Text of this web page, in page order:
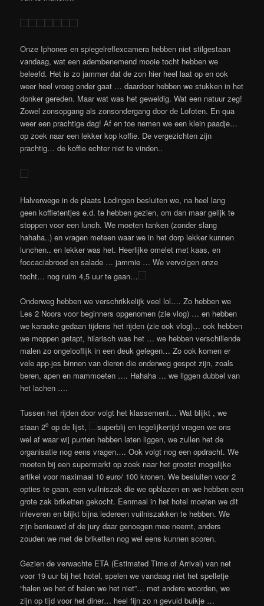
Onze Iphones en spiegelreflexcamera hebben niet stilgestaan
vandaag, wat een adembenemend mooie tocht hebben we
beleefd. Het is zo jammer dat de zon hier heel laat op en ook
weer heel vroeg onder gaat … daardoor hebben we stukken in het
donker gereden. Maar wat was het geweldig. Wat een natuur zeg!
Zowel zonsopgang als zonsondergang door de Lofoten. En qua
weer een prachtige dag! Af en toe nemen we een klein paadje…
op zoek naar een lekker kop koffie. De vergezichten zijn
prachtig… de koffie echter niet te vinden..
Halverwege in de plaats Lodingen besluiten we, na heel lang
geen koffietentjes e.d. te hebben gezien, om dan maar gelijk te
stoppen voor een lunch. We moeten tanken (zonder slang
hahaha..) en vragen meteen waar we in het dorp lekker kunnen
lunchen.. en lekker was het. Heerlijke omelet met kaas, en
foccaciabrood en salade … jammie … We vervolgen onze
tocht… nog ruim 4,5 uur te gaan…
Onderweg hebben we verschrikkelijk veel lol…. Zo hebben we
Les 2 Noors voor beginners opgenomen (zie vlog) … en hebben
we karaoke gedaan tijdens het rijden (zie ook vlog)… ook hebben
we moppen getapt, hilarisch was het … we hebben verschillende
malen zo ongelooflijk in een deuk gelegen… Zo ook komen er
vele app-jes binnen van dieren die onderweg gespot zijn, zoals
beren, apen en mammoeten …. Hahaha … we liggen dubbel van
het lachen ….
Tussen het rijden door volgt het klassement… Wat blijkt , we
staan 2e op de lijst,
superblij en tegelijkertijd vragen we ons
wel af waar wij punten hebben laten liggen, we zullen het de
organisatie nog eens vragen…. Ook volgt nog een opdracht. We
moeten bij een supermarkt op zoek naar het grootst mogelijke
artikel voor maximaal 10 euro/ 100 kronen. We besluiten voor 2
opties te gaan, een vuilniszak die we opblazen en we hebben een
grote zak briketten gekocht. Eenmaal in het hotel moeten we dit
inleveren en blijkt bijna iedereen vuilniszakken te hebben. We
zijn benieuwd of de jury daar genoegen mee neemt, anders
zouden we met de briketten nog wel eens kunnen scoren.
Gezien de verwachte ETA (Estimated Time of Arrival) van net
voor 19 uur bij het hotel, spelen we vandaag niet het spelletje
“halen we het of halen we het niet”… met andere woorden, we
zijn op tijd voor het diner… heel fijn zo n gevuld buikje …